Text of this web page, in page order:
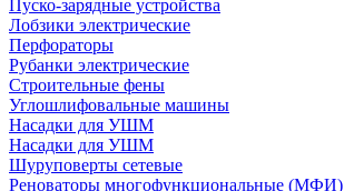
Пуско-зарядные устройства
Лобзики электрические
Перфораторы
Рубанки электрические
Строительные фены
Углошлифовальные машины
Насадки для УШМ
Насадки для УШМ
Шуруповерты сетевые
Реноваторы многофункциональные (МФИ)